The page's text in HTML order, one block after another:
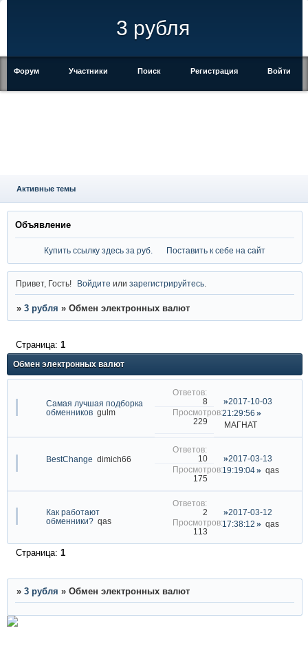
3 рубля
Форум Участники Поиск Регистрация Войти
Активные темы
Объявление
Купить ссылку здесь заруб. Поставить к себе на сайт
Привет, Гость! Войдите илизарегистрируйтесь
» 3 рубля » Обмен электронных валют
Обмен электронных валют
Страница: 1
Самая лучшая подборка
обменников gulm
8
229
2017-10-03
21:29:56
МАГНАТ
BestChange dimich66 10
175
2017-03-13
19:19:04
qas
Как работают
обменники? qas
2
113
2017-03-12
17:38:12
qas
Страница: 1
» 3 рубля » Обмен электронных валют